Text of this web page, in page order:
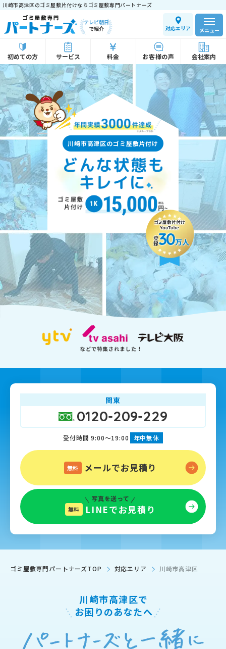
川崎市高津区のゴミ屋敷片付けならゴミ屋敷専門パートナーズ
テレビ朝日
で紹介
対応エリア
初めての方 サービス 料金 お客様の声 会社案内
メニュー
川崎市高津区のゴミ屋敷片付け
登録30万人
関東
0120-209-229
受付時間 9:00～19:00 年中無休
無料 メールでお見積り
写真を送って
無料 LINEでお見積り
ゴミ屋敷専門パートナーズTOP 対応エリア 川崎市高津区
川崎市高津区で
お困りのあなたへ